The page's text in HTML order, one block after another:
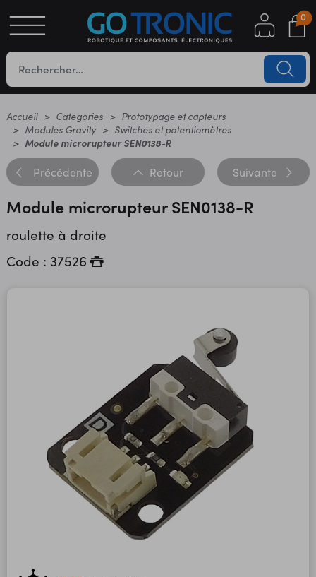
0
Accueil Categories
Prototypage et capteurs
Modules Gravity
Switches et potentiomètres
Module microrupteur SEN0138-R
Précédente Retour Suivante
Module microrupteur SEN0138-R
roulette à droite
Code : 37526